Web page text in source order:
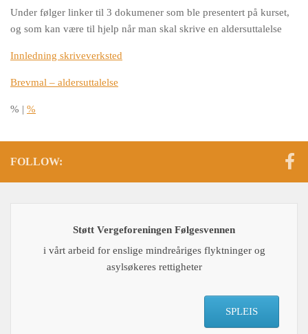
Under følger linker til 3 dokumener som ble presentert på kurset,
og som kan være til hjelp når man skal skrive en aldersuttalelse
Innledning skriveverksted
Brevmal – aldersuttalelse
% | %
FOLLOW:
Støtt Vergeforeningen Følgesvennen
i vårt arbeid for enslige mindreåriges flyktninger og
asylsøkeres rettigheter
SPLEIS